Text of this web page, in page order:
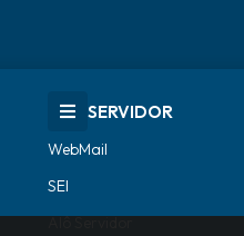
SERVIDOR
WebMail
SEI